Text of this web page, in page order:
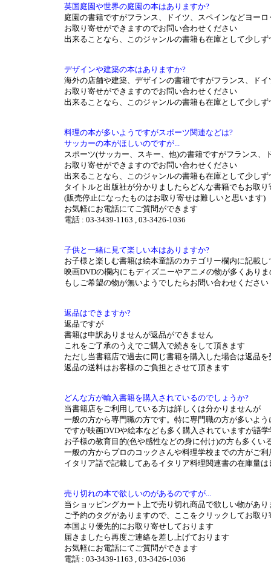
英国庭園や世界の庭園の本はありますか?
庭園の書籍ですがフランス、ドイツ、スペインなどヨー
お取り寄せができますのでお問い合わせください
出来ることなら、このジャンルの書籍も在庫として少し
デザインや建築の本はありますか?
海外の店舗や建築、デザインの書籍ですがフランス、ド
お取り寄せができますのでお問い合わせください
出来ることなら、このジャンルの書籍も在庫として少し
料理の本が多いようですがスポーツ関連などは?
サッカーの本がほしいのですが...
スポーツ(サッカー、スキー、他)の書籍ですがフランス
お取り寄せができますのでお問い合わせください
出来ることなら、このジャンルの書籍も在庫として少し
タイトルと出版社が分かりましたらどんな書籍でもお取
(販売停止になったものはお取り寄せは難しいと思います)
お気軽にお電話にてご質問ができます
電話 : 03-3439-1163 , 03-3426-1036
子供と一緒に見て楽しい本はありますか?
お子様と楽しむ書籍は絵本童話のカテゴリー欄内に記載
映画DVDの欄内にもディズニーやアニメの物が多くあり
もしご希望の物が無いようでしたらお問い合わせください
返品はできますか?
返品ですが
書籍は申訳ありませんが返品ができません
これをご了承のうえでご購入で続きをして頂きます
ただし当書籍店で過去に同じ書籍を購入した場合は返品
返品の送料はお客様のご負担とさせて頂きます
どんな方が輸入書籍を購入されているのでしょうか?
当書籍店をご利用している方は詳しくは分かりませんが
一般の方から専門職の方です。特に専門職の方が多いよう
ですが映画DVDや絵本なども多く購入されていますが語
お子様の教育目的(色や感性などの身に付け)の方も多くい
一般の方からプロのコックさんや料理学校までの方がご
イタリア語で記載してあるイタリア料理関連書の在庫量
売り切れの本で欲しいのがあるのですが...
当ショッピングカート上で売り切れ商品で欲しい物があり
ご予約のタグがありますので、ここをクリックしてお取
本国より優先的にお取り寄せしております
届きましたら再度ご連絡を差し上げております
お気軽にお電話にてご質問ができます
電話 : 03-3439-1163 , 03-3426-1036